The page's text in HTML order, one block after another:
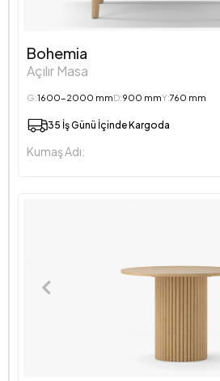
Bohemia
Açılır Masa
G:1600-2000 mmD:900 mmY:760 mm
35 İş Günü İçinde Kargoda
Kumaş Adı: